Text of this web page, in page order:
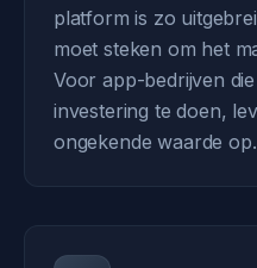
platform is zo
moet steken om het
Voor app-bedrijven
investering te doen,
ongekende waarde op.